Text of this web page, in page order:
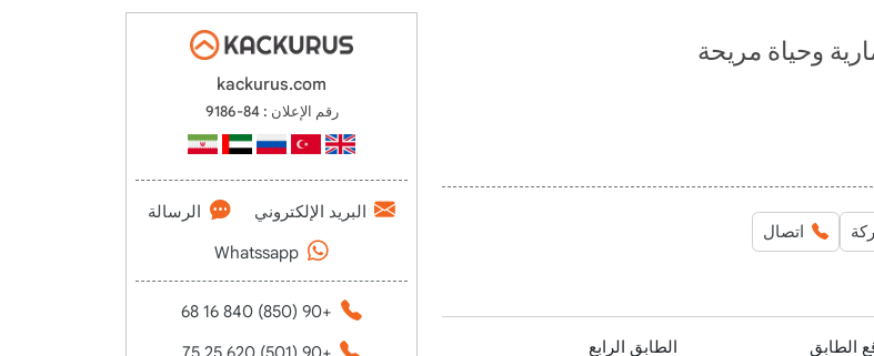
اتصال
الطابق الطابق الرابع
kackurus.com
رقم الإعلان : 84-9186
البريد الإلكتروني الرسالة
Whatssapp
+90 (850) 840 16 68